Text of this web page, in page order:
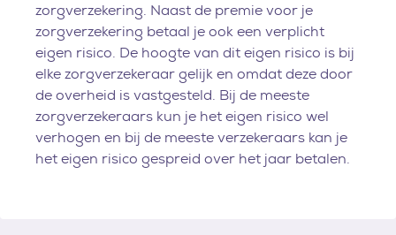
zorgverzekering. Naast de premie voor je
zorgverzekering betaal je ook een verplicht
eigen risico. De hoogte van dit eigen risico is bij
elke zorgverzekeraar gelijk en omdat deze door
de overheid is vastgesteld. Bij de meeste
zorgverzekeraars kun je het eigen risico wel
verhogen en bij de meeste verzekeraars kan je
het eigen risico gespreid over het jaar betalen.